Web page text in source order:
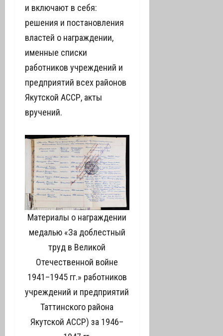
и включают в себя:
решения и постановления
властей о награждении,
именные списки
работников учреждений и
предприятий всех районов
Якутской АССР, акты
вручений.
Материалы о награждении
медалью «За доблестный
труд в Великой
Отечественной войне
1941–1945 гг.» работников
учреждений и предприятий
Таттинского района
Якутской АССР) за 1946–